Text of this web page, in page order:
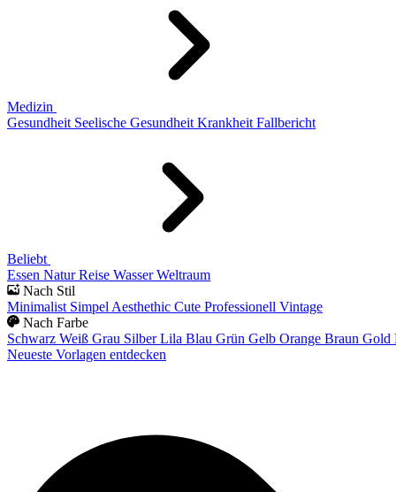
Medizin
Gesundheit Seelische Gesundheit Krankheit Fallbericht
Beliebt
Essen Natur Reise Wasser Weltraum
Nach Stil
Minimalist Simpel Aesthethic Cute Professionell Vintage
Nach Farbe
Schwarz Weiß Grau Silber Lila Blau Grün Gelb Orange Braun Gold
Neueste Vorlagen entdecken